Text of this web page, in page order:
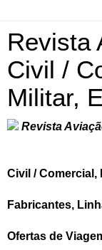
Revista
Civil /
Militar,
Revista
Civil / Comercial,
Fabricantes,
Ofertas de